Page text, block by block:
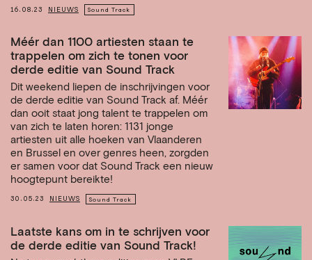
16.08.23 NIEUWS Sound Track
Méér dan 1100 artiesten staan te
trappelen om zich te tonen voor
derde editie van Sound Track
Dit weekend liepen de inschrijvingen voor
de derde editie van Sound Track af. Méér
dan ooit staat jong talent te trappelen om
van zich te laten horen: 1131 jonge
artiesten uit alle hoeken van Vlaanderen
en Brussel en over genres heen, zorgden
er samen voor dat Sound Track een nieuw
hoogtepunt bereikte!
30.05.23 NIEUWS Sound Track
Laatste kans om in te schrijven voor
de derde editie van Sound Track!